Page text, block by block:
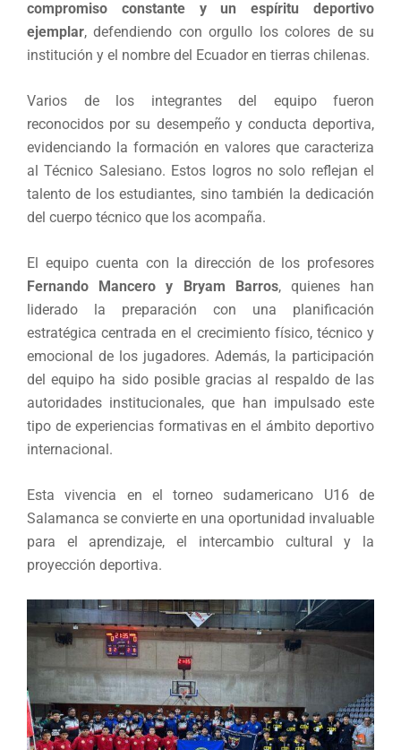
compromiso constante y un espíritu deportivo
ejemplar, defendiendo con orgullo los colores de su
institución y el nombre del Ecuador en tierras chilenas.
Varios de los integrantes del equipo fueron
reconocidos por su desempeño y conducta deportiva,
evidenciando la formación en valores que caracteriza
al Técnico Salesiano. Estos logros no solo reflejan el
talento de los estudiantes, sino también la dedicación
del cuerpo técnico que los acompaña.
El equipo cuenta con la dirección de los profesores
Fernando Mancero y Bryam Barros, quienes han
liderado la preparación con una planificación
estratégica centrada en el crecimiento físico, técnico y
emocional de los jugadores. Además, la participación
del equipo ha sido posible gracias al respaldo de las
autoridades institucionales, que han impulsado este
tipo de experiencias formativas en el ámbito deportivo
internacional.
Esta vivencia en el torneo sudamericano U16 de
Salamanca se convierte en una oportunidad invaluable
para el aprendizaje, el intercambio cultural y la
proyección deportiva.